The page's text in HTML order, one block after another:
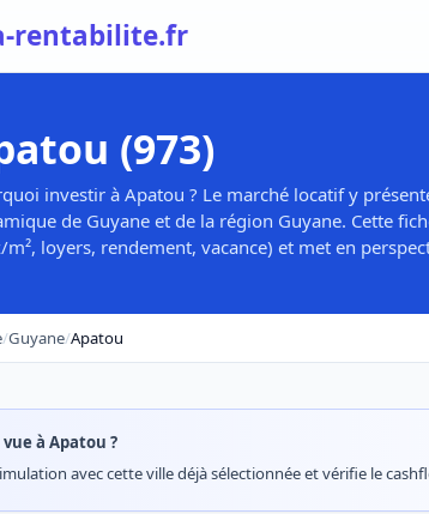
rentabilite.fr
(973)
investir à Apatou ? Le marché locatif y
de Guyane et de la région Guyane. Cette
loyers, rendement, vacance) et met en
/Guyane/Apatou
à Apatou ?
avec cette ville déjà sélectionnée et vérifie le